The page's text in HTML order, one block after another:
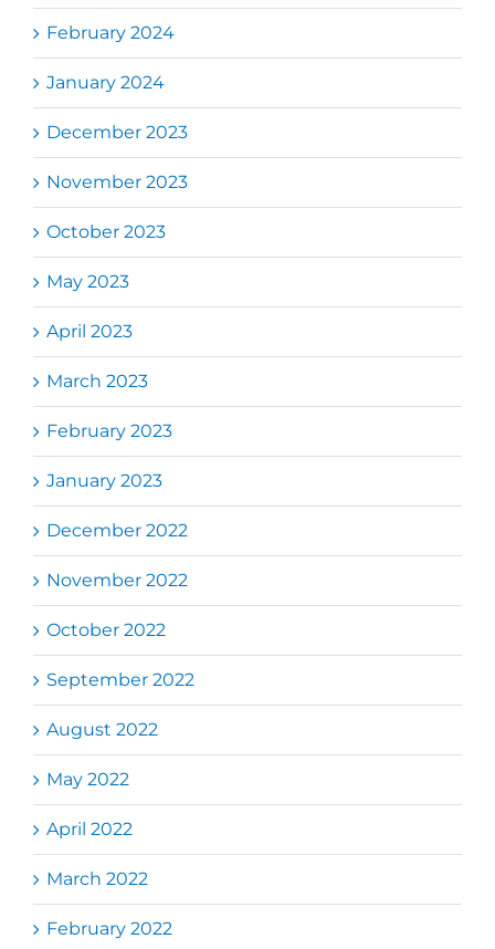
February 2024
January 2024
December 2023
November 2023
October 2023
May 2023
April 2023
March 2023
February 2023
January 2023
December 2022
November 2022
October 2022
September 2022
August 2022
May 2022
April 2022
March 2022
February 2022